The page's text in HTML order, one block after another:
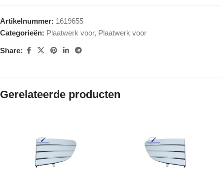
Artikelnummer: 1619655
Categorieën: Plaatwerk voor, Plaatwerk voor
Share:
Gerelateerde producten